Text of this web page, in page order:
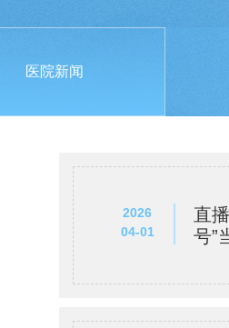
医院新闻
2026
04-01
直
号”